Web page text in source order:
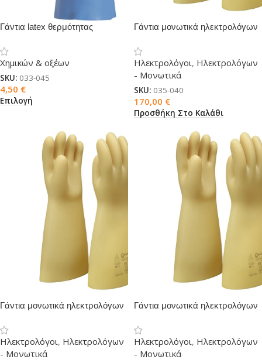
Γάντια latex θερμότητας
Χημικών & οξέων
SKU: 033-045
4,50 €
Επιλογή
Γάντια μονωτικά ηλεκτρολόγων
Ηλεκτρολόγοι, Ηλεκτρολόγων
- Μονωτικά
SKU: 035-040
170,00 €
Προσθήκη Στο Καλάθι
Γάντια μονωτικά ηλεκτρολόγων
Ηλεκτρολόγοι, Ηλεκτρολόγων
- Μονωτικά
Γάντια μονωτικά ηλεκτρολόγων
Ηλεκτρολόγοι, Ηλεκτρολόγων
- Μονωτικά